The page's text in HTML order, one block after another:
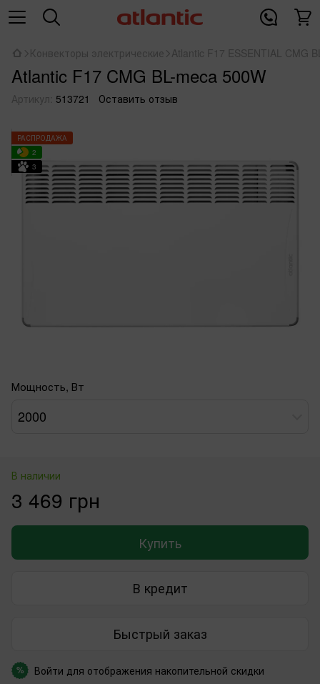
Конвекторы электрические Atlantic F17 ESSENTIAL CMG
Atlantic F17 CMG BL-meca 500W
Артикул: 513721 Оставить отзыв
РАСПРОДАЖА
2
3
Мощность, Вт
2000
В наличии
3 469 грн
Купить
В кредит
Быстрый заказ
% Войти для отображения накопительной скидки